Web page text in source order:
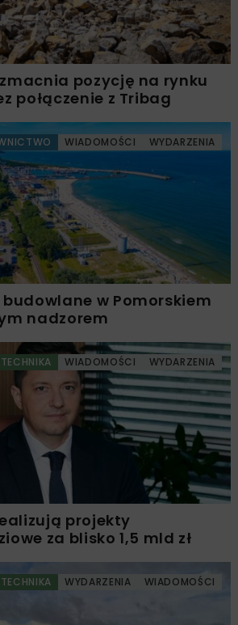
pozycję na rynku
połączenie z Tribag
WIADOMOŚCI WYDARZENIA
budowlane w Pomorskiem
nadzorem
WIADOMOŚCI WYDARZENIA
projekty
za blisko 1,5 mld zł
WYDARZENIA WIADOMOŚCI